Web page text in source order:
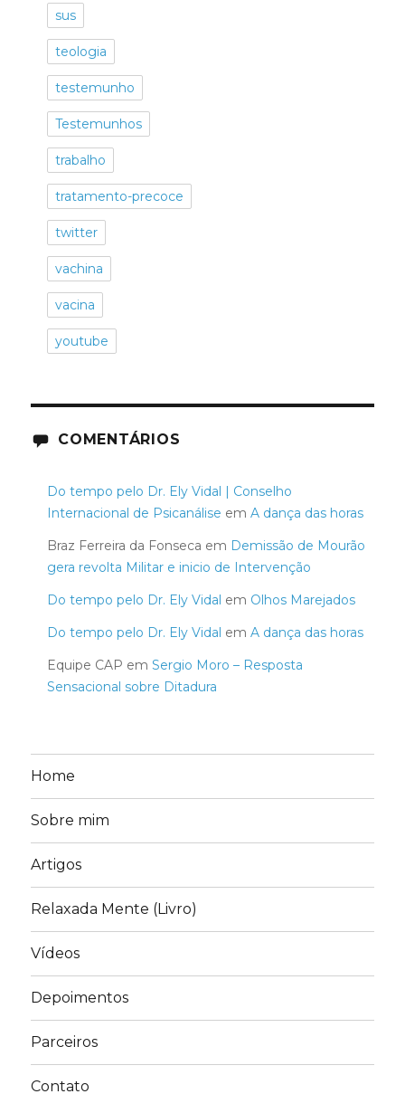
sus
teologia
testemunho
Testemunhos
trabalho
tratamento-precoce
twitter
vachina
vacina
youtube
COMENTÁRIOS
Do tempo pelo Dr. Ely Vidal | Conselho
Internacional de Psicanálise em A dança das horas
Braz Ferreira da Fonseca em Demissão de Mourão
gera revolta Militar e inicio de Intervenção
Do tempo pelo Dr. Ely Vidal em Olhos Marejados
Do tempo pelo Dr. Ely Vidal em A dança das horas
Equipe CAP em Sergio Moro – Resposta
Sensacional sobre Ditadura
Home
Sobre mim
Artigos
Relaxada Mente (Livro)
Vídeos
Depoimentos
Parceiros
Contato